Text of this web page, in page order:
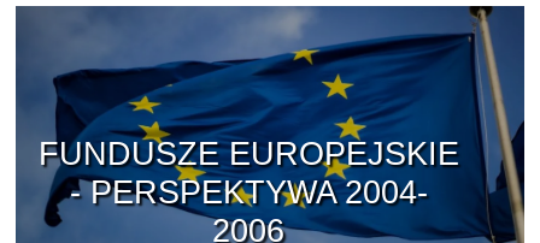
FUNDUSZE EUROPEJSKIE
- PERSPEKTYWA 2004-
2006